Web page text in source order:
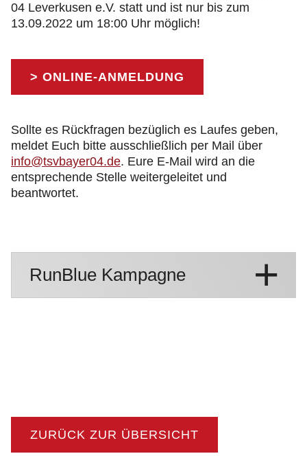
04 Leverkusen e.V. statt und ist nur bis zum
13.09.2022 um 18:00 Uhr möglich!
> ONLINE-ANMELDUNG
Sollte es Rückfragen bezüglich es Laufes geben,
meldet Euch bitte ausschließlich per Mail über
info@tsvbayer04.de. Eure E-Mail wird an die
entsprechende Stelle weitergeleitet und
beantwortet.
RunBlue Kampagne
ZURÜCK ZUR ÜBERSICHT